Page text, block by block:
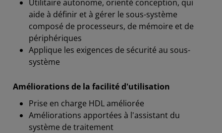
Utilitaire autonome, orienté conception, qui
aide à définir et à gérer le sous-système
composé de processeurs, de mémoire et de
périphériques
Applique les exigences de sécurité au sous-
système
Améliorations de la facilité d'utilisation
Prise en charge HDL améliorée
Améliorations apportées à l'assistant du
système de traitement